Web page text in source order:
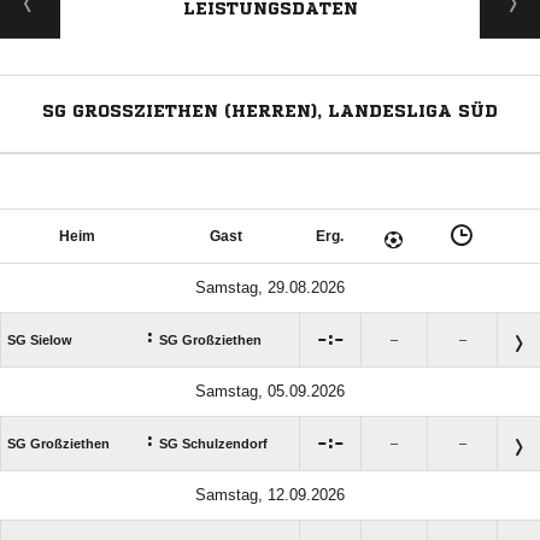
LEISTUNGSDATEN
SG GROSSZIETHEN (HERREN), LANDESLIGA SÜD
Heim Gast Erg.
Samstag, 29.08.2026
SG Sielow : SG Großziethen : – –
Samstag, 05.09.2026
SG Großziethen : SG Schulzendorf : – –
Samstag, 12.09.2026